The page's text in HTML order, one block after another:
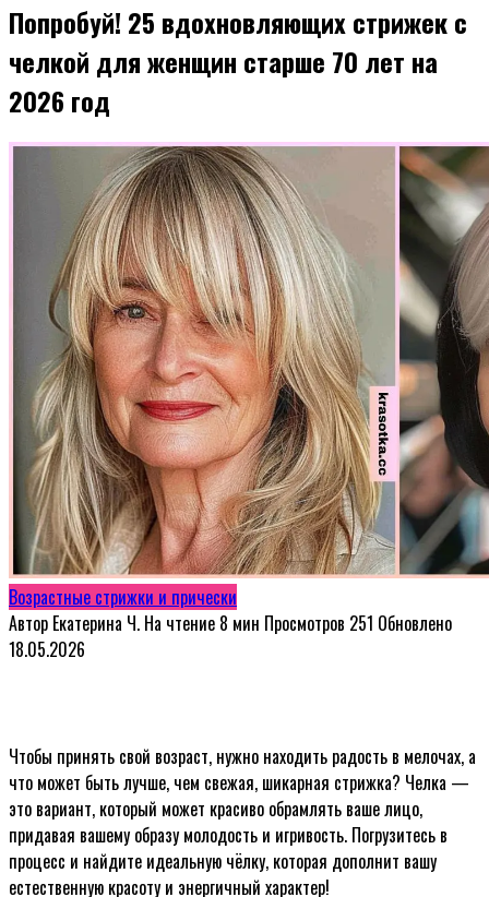
Попробуй! 25 вдохновляющих стрижек с
челкой для женщин старше 70 лет на
2026 год
Возрастные стрижки и прически
Автор Екатерина Ч. На чтение 8 мин Просмотров 251 Обновлено
18.05.2026
Чтобы принять свой возраст, нужно находить радость в мелочах, а
что может быть лучше, чем свежая, шикарная стрижка? Челка —
это вариант, который может красиво обрамлять ваше лицо,
придавая вашему образу молодость и игривость. Погрузитесь в
процесс и найдите идеальную чёлку, которая дополнит вашу
естественную красоту и энергичный характер!